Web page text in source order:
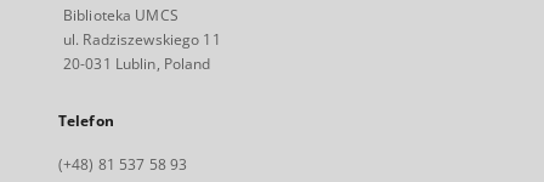
Biblioteka UMCS
ul. Radziszewskiego 11
20-031 Lublin, Poland
Telefon
(+48) 81 537 58 93